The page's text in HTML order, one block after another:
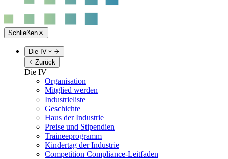
Schließen
Die IV
Zurück
Die IV
Organisation
Mitglied werden
Industrieliste
Geschichte
Haus der Industrie
Preise und Stipendien
Traineeprogramm
Kindertag der Industrie
Competition Compliance-Leitfaden